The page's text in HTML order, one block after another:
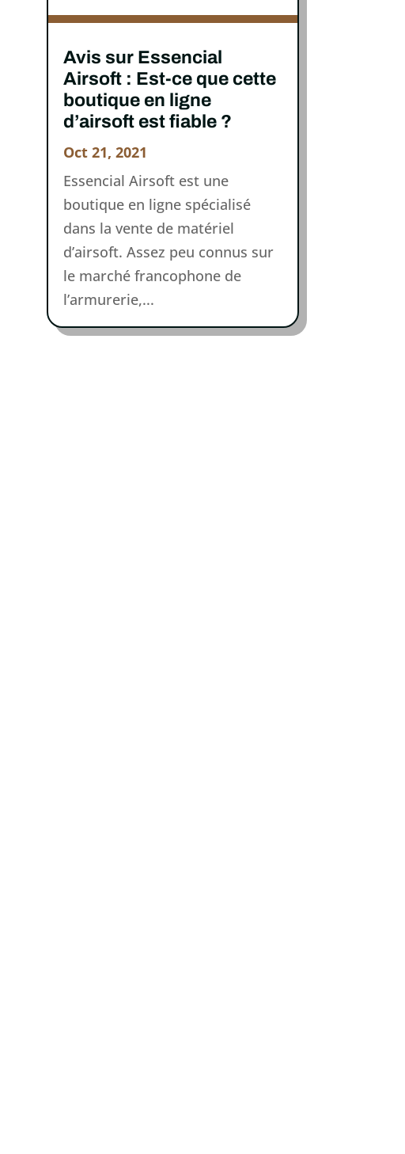
Avis sur Essencial
Airsoft : Est-ce que cette
boutique en ligne
d’airsoft est fiable ?
Oct 21, 2021
Essencial Airsoft est une
boutique en ligne spécialisé
dans la vente de matériel
d’airsoft. Assez peu connus sur
le marché francophone de
l’armurerie,...